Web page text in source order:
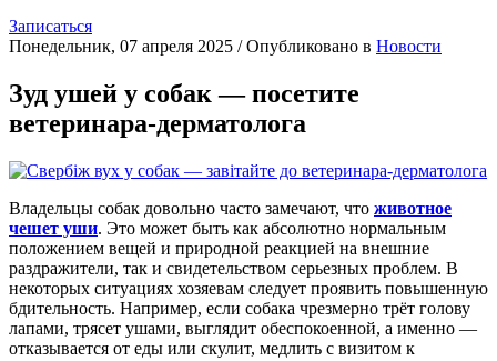
Записаться
Понедельник, 07 апреля 2025 /Опубликовано в Новости
Зуд ушей у собак — посетите
ветеринара-дерматолога
Владельцы собак довольно часто замечают, что животное
чешет уши. Это может быть как абсолютно нормальным
положением вещей и природной реакцией на внешние
раздражители, так и свидетельством серьезных проблем. В
некоторых ситуациях хозяевам следует проявить повышенную
бдительность. Например, если собака чрезмерно трёт голову
лапами, трясет ушами, выглядит обеспокоенной, а именно —
отказывается от еды или скулит, медлить с визитом к